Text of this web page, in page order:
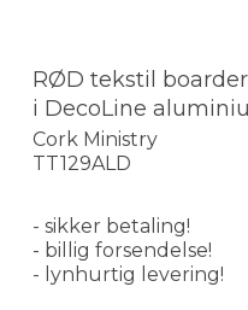
RØD tekstil
i DecoLine
Cork Ministry
TT129ALD
- sikker betaling!
- billig forsendelse!
- lynhurtig levering!